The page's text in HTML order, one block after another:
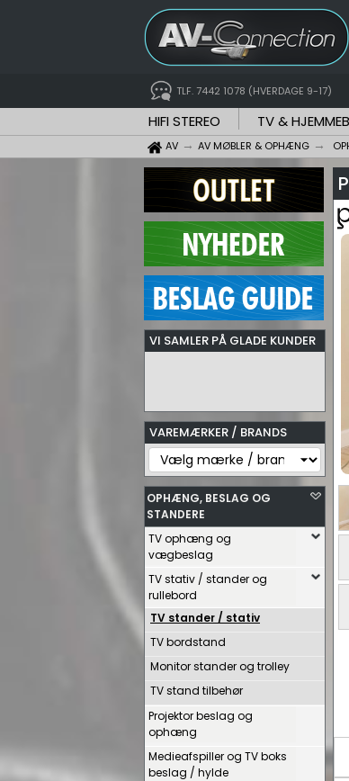
TLF. 7442 1078 (HVERDAGE 9-17)
HIFI STEREO TV &
AV AV MØBLER & OPHÆNG
VI SAMLER PÅ GLADE KUNDER
VAREMÆRKER / BRANDS
OPHÆNG, BESLAG OG
STANDERE
TV ophæng og
vægbeslag
TV stativ / stander og
rullebord
TV stander / stativ
TV bordstand
Monitor stander og trolley
TV stand tilbehør
Projektor beslag og
ophæng
Medieafspiller og TV boks
beslag / hylde